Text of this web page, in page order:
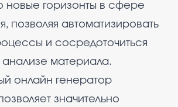
горизонты в сфере
позволяя автоматизировать
и сосредоточиться
анализе материала.
онлайн генератор
значительно